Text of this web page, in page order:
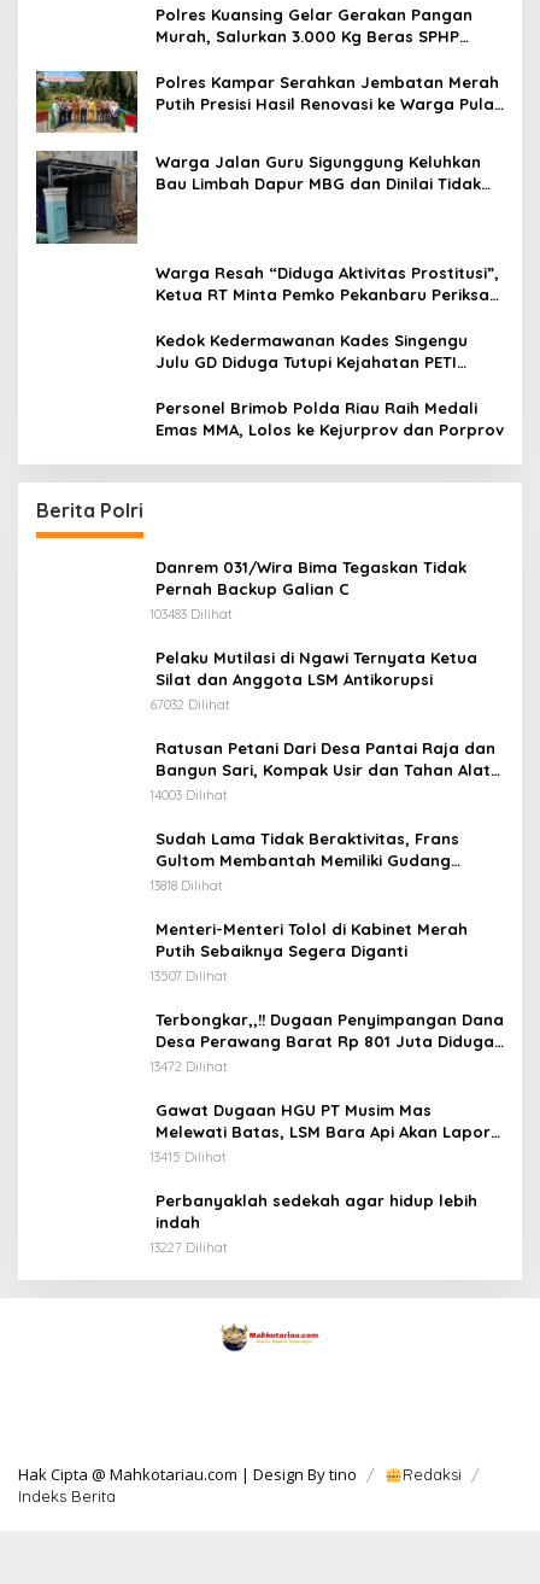
Grup Info Lalu Lintas sekaligus Doa
Syukuran Menempati Rumah.
Polres Kuansing Gelar Gerakan Pangan
Murah, Salurkan 3.000 Kg Beras SPHP
Polres Kampar Serahkan Jembatan Merah
Putih Presisi Hasil Renovasi ke Warga Pulau
Warga Jalan Guru Sigunggung Keluhkan
Bau Limbah Dapur MBG dan Dinilai Tidak
Warga Resah “Diduga Aktivitas Prostitusi”,
Ketua RT Minta Pemko Pekanbaru Periksa
Jalan Tanjung Datuk
Kedok Kedermawanan Kades Singengu
Julu GD Diduga Tutupi Kejahatan PETI
Personel Brimob Polda Riau Raih Medali
Emas MMA, Lolos ke Kejurprov dan Porprov
Berita Polri
Danrem 031/Wira Bima Tegaskan Tidak
Pernah Backup Galian C
103483 Dilihat
Pelaku Mutilasi di Ngawi Ternyata Ketua
Silat dan Anggota LSM Antikorupsi
67032 Dilihat
Ratusan Petani Dari Desa Pantai Raja dan
Bangun Sari, Kompak Usir dan Tahan Alat
Berat Milik Hanafi Cs.
14003 Dilihat
Sudah Lama Tidak Beraktivitas, Frans
Gultom Membantah Memiliki Gudang
Penimbunan BBM
13818 Dilihat
Menteri-Menteri Tolol di Kabinet Merah
Putih Sebaiknya Segera Diganti
13507 Dilihat
Terbongkar,,!! Dugaan Penyimpangan Dana
Desa Perawang Barat Rp 801 Juta Diduga
Tidak Jelas Penggunaannya
13472 Dilihat
Gawat Dugaan HGU PT Musim Mas
Melewati Batas, LSM Bara Api Akan Lapor
ke APH dan Satgas PKH
13415 Dilihat
Perbanyaklah sedekah agar hidup lebih
indah
13227 Dilihat
Hak Cipta @ Mahkotariau.com | Design By tino
Redaksi
Indeks Berita